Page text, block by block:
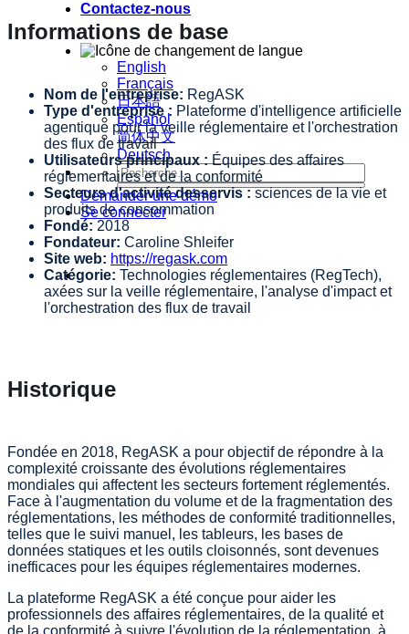
Contactez-nous
English
Français
日本語
Español
简体中文
Deutsch
Demander une démo
Se connecter
Informations de base
Nom de l'entreprise: RegASK
Type d'entreprise : Plateforme d'intelligence artificielle
agentique pour la veille réglementaire et l'orchestration
des flux de travail
Utilisateurs principaux :Équipes des affaires
réglementaires et de la conformité
Secteurs d'activité desservis :sciences de la vie et
produits de consommation
Fondé: 2018
Fondateur: Caroline Shleifer
Site web: https://regask.com
Catégorie: Technologies réglementaires (RegTech),
axées sur la veille réglementaire, l'analyse d'impact et
l'orchestration des flux de travail
Historique
Fondée en 2018, RegASK a pour objectif de répondre à la
complexité croissante des évolutions réglementaires
mondiales qui affectent les secteurs fortement réglementés.
Face à l'augmentation du volume et de la fragmentation des
réglementations, les méthodes de conformité traditionnelles,
telles que le suivi manuel, les tableurs, les bases de
données statiques et les outils cloisonnés, sont devenues
inefficaces pour les équipes réglementaires modernes.
La plateforme RegASK a été conçue pour aider les
professionnels des affaires réglementaires, de la qualité et
de la conformité à suivre l'évolution de la réglementation, à